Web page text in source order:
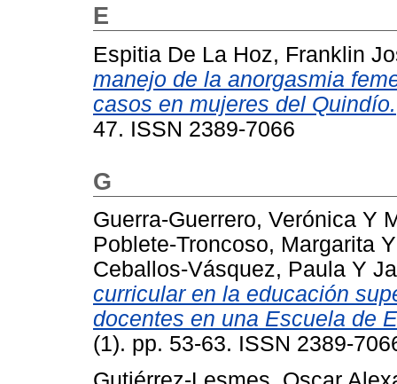
E
Espitia De La Hoz, Franklin
manejo de la anorgasmia
casos en mujeres del Quindío.
47. ISSN 2389-7066
G
Guerra-Guerrero, Verónica Y
Poblete-Troncoso, Margarita
Ceballos-Vásquez, Paula Y
curricular en la educación
docentes en una Escuela de
(1). pp. 53-63. ISSN 2389-